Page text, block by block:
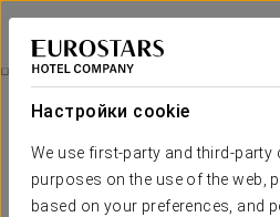
Настройки cookie
We use first-party and third-party
purposes on the use of the web,
based on your preferences, and
Dorma Ramblas Boquería
БАРСЕЛОНА
Pack Barça